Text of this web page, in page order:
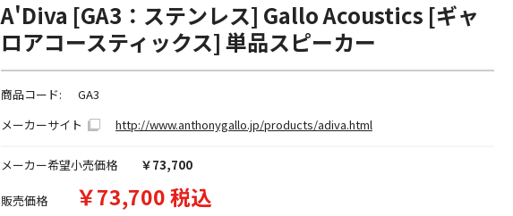
A'Diva [GA3：ステンレス] Gallo Acoustics [ギャ
ロアコースティックス] 単品スピーカー
商品コード:
GA3
メーカーサイト
http://www.anthonygallo.jp/products/adiva.html
メーカー希望小売価格 ￥73,700
販売価格 ￥73,700 税込